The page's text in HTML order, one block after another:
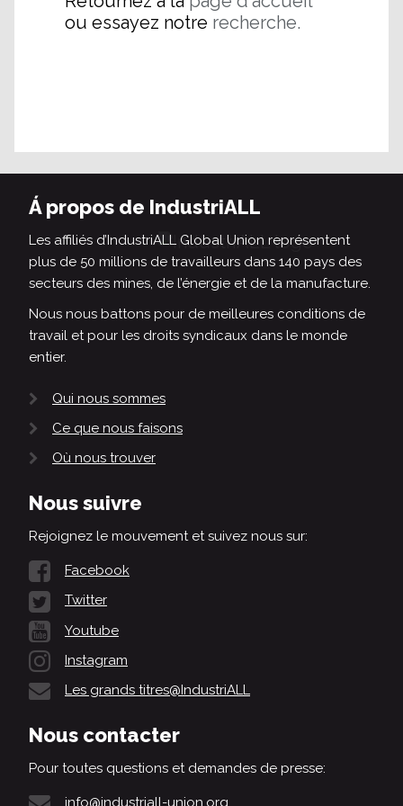
ou essayez notre recherche.
Á propos de IndustriALL
Les affiliés d’IndustriALL Global Union représentent
plus de 50 millions de travailleurs dans 140 pays des
secteurs des mines, de l’énergie et de la manufacture.
Nous nous battons pour de meilleures conditions de
travail et pour les droits syndicaux dans le monde
entier.
Qui nous sommes
Ce que nous faisons
Où nous trouver
Nous suivre
Rejoignez le mouvement et suivez nous sur:
Facebook
Twitter
Youtube
Instagram
Les grands titres@IndustriALL
Nous contacter
Pour toutes questions et demandes de presse:
info@industriall-union.org